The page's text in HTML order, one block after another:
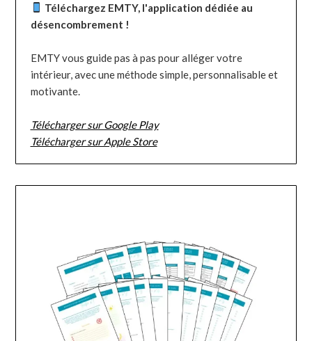
Téléchargez EMTY, l'application dédiée au
désencombrement !
EMTY vous guide pas à pas pour alléger votre
intérieur, avec une méthode simple, personnalisable et
motivante.
Télécharger sur Google Play
Télécharger sur Apple Store